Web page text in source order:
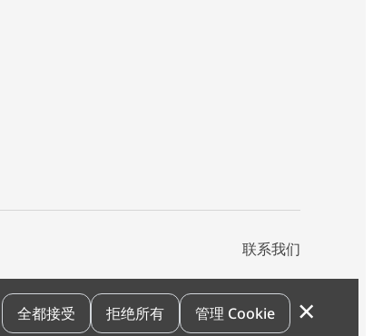
全都接受 拒绝所有 管理 Cookie ×
联系我们
您的隐私选项 霍尼韦尔科技Cookie通知退订 漏洞报告